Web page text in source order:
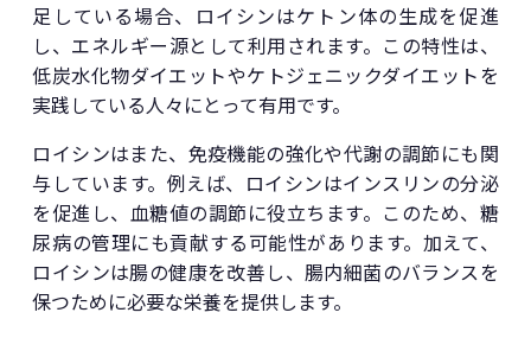
足している場合、ロイシンはケトン体の生成を促進
し、エネルギー源として利用されます。この特性は、
低炭水化物ダイエットやケトジェニックダイエットを
実践している人々にとって有用です。
ロイシンはまた、免疫機能の強化や代謝の調節にも関
与しています。例えば、ロイシンはインスリンの分泌
を促進し、血糖値の調節に役立ちます。このため、糖
尿病の管理にも貢献する可能性があります。加えて、
ロイシンは腸の健康を改善し、腸内細菌のバランスを
保つために必要な栄養を提供します。